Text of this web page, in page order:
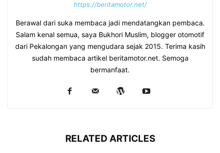
https://beritamotor.net/
Berawal dari suka membaca jadi mendatangkan pembaca.
Salam kenal semua, saya Bukhori Muslim, blogger otomotif
dari Pekalongan yang mengudara sejak 2015. Terima kasih
sudah membaca artikel beritamotor.net. Semoga
bermanfaat.
RELATED ARTICLES